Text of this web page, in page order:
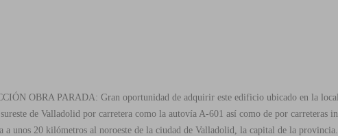
OBRA PARADA: Gran oportunidad de adquirir este edificio ubicado en la
de Valladolid por carretera como la autovía A-601 así como de por carreteras
a unos 20 kilómetros al noroeste de la ciudad de Valladolid, la capital de la